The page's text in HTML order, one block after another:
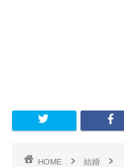
HOME 結婚